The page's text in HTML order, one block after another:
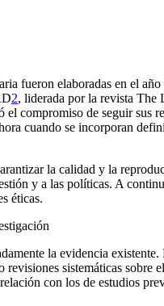
fueron elaboradas en el año
2, liderada por la revista The
compromiso de seguir sus
cuando se incorporan
la calidad y la
y a las políticas. A
éticas.
la evidencia
sistemáticas sobre
con los de estudios